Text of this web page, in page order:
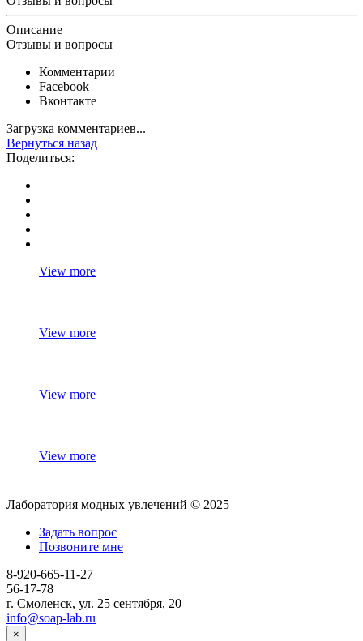
Описание
Отзывы и вопросы
Комментарии
Facebook
Вконтакте
Загрузка комментариев...
Вернуться назад
Поделиться:
View more
View more
View more
View more
Лаборатория модных увлечений © 2025
Задать вопрос
Позвоните мне
8-920-665-11-27
56-17-78
г. Смоленск, ул. 25 сентября, 20
info@soap-lab.ru
×